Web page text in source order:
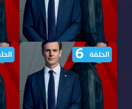
مشاهدة مسلسل CIA
الموسم الاول الحلقة 8
مترجمة
الحلقة 6